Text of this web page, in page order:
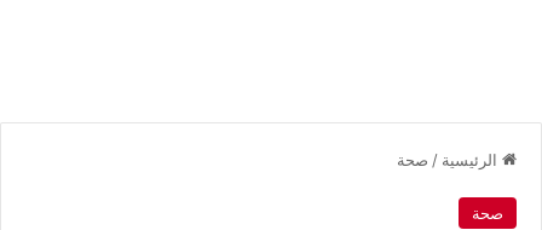
الرئيسية / صحة
صحة